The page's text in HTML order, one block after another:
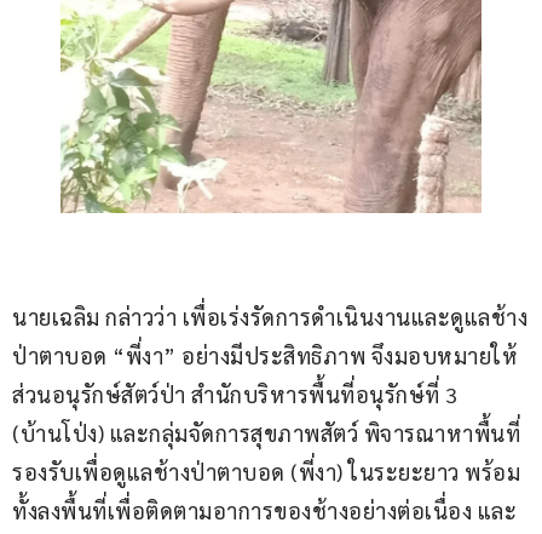
นายเฉลิม กล่าวว่า เพื่อเร่งรัดการดำเนินงานและดูแลช้าง
ป่าตาบอด “พี่งา” อย่างมีประสิทธิภาพ จึงมอบหมายให้
ส่วนอนุรักษ์สัตว์ป่า สำนักบริหารพื้นที่อนุรักษ์ที่ 3
(บ้านโป่ง) และกลุ่มจัดการสุขภาพสัตว์ พิจารณาหาพื้นที่
รองรับเพื่อดูแลช้างป่าตาบอด (พี่งา) ในระยะยาว พร้อม
ทั้งลงพื้นที่เพื่อติดตามอาการของช้างอย่างต่อเนื่อง และ